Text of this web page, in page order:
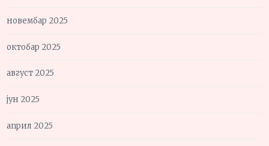
новембар 2025
октобар 2025
август 2025
јун 2025
април 2025